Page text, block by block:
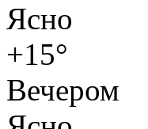
Ясно
+15°
Вечером